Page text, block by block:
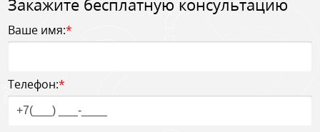
Ваше имя:*
Телефон:*